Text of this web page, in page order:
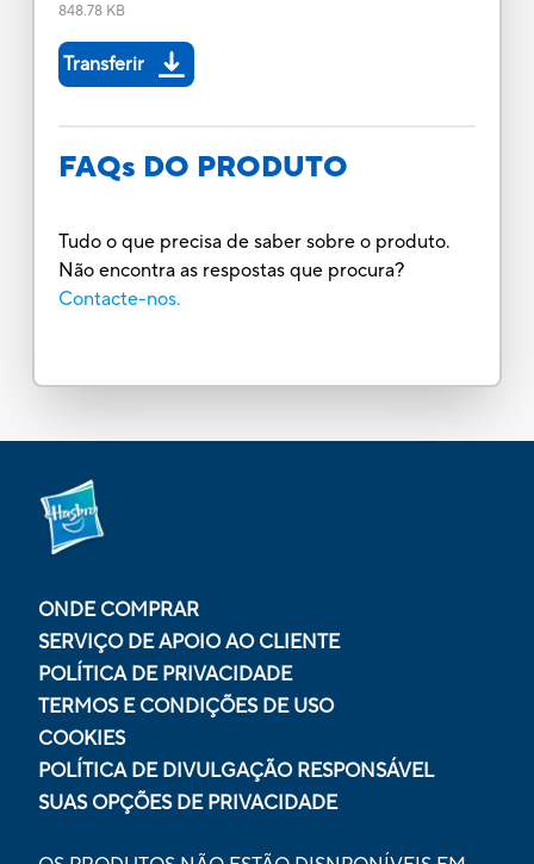
848.78 KB
Transferir
FAQs DO PRODUTO
Tudo o que precisa de saber sobre o produto.
Não encontra as respostas que procura?
Contacte-nos.
ONDE COMPRAR
SERVIÇO DE APOIO AO CLIENTE
POLÍTICA DE PRIVACIDADE
TERMOS E CONDIÇÕES DE USO
COOKIES
POLÍTICA DE DIVULGAÇÃO RESPONSÁVEL
SUAS OPÇÕES DE PRIVACIDADE